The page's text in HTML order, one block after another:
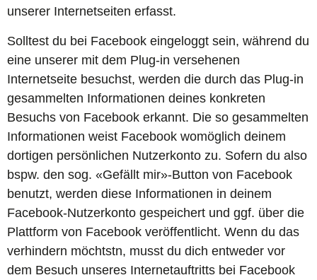
unserer Internetseiten erfasst.
Solltest du bei Facebook eingeloggt sein, während du
eine unserer mit dem Plug-in versehenen
Internetseite besuchst, werden die durch das Plug-in
gesammelten Informationen deines konkreten
Besuchs von Facebook erkannt. Die so gesammelten
Informationen weist Facebook womöglich deinem
dortigen persönlichen Nutzerkonto zu. Sofern du also
bspw. den sog. «Gefällt mir»-Button von Facebook
benutzt, werden diese Informationen in deinem
Facebook-Nutzerkonto gespeichert und ggf. über die
Plattform von Facebook veröffentlicht. Wenn du das
verhindern möchtstn, musst du dich entweder vor
dem Besuch unseres Internetauftritts bei Facebook